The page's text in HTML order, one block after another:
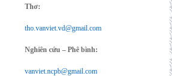
Thơ:
tho.vanviet.vd@gmail.com
Nghiên cứu – Phê bình:
vanviet.ncpb@gmail.com